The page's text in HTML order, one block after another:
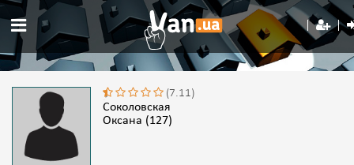
(7.11)
Соколовская
Оксана (127)